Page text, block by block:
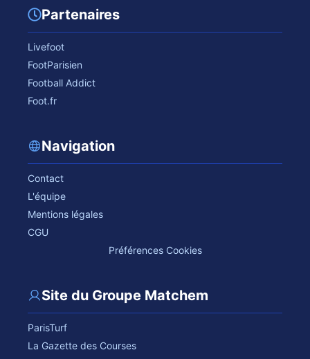
Partenaires
Livefoot
FootParisien
Football Addict
Foot.fr
Navigation
Contact
L'équipe
Mentions légales
CGU
Préférences Cookies
Site du Groupe Matchem
ParisTurf
La Gazette des Courses